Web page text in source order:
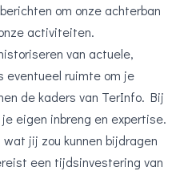
om onze achterban
activiteiten.
van actuele,
eventueel ruimte om je
de kaders van TerInfo. Bij
eigen inbreng en expertise.
jij zou kunnen bijdragen
een tijdsinvestering van